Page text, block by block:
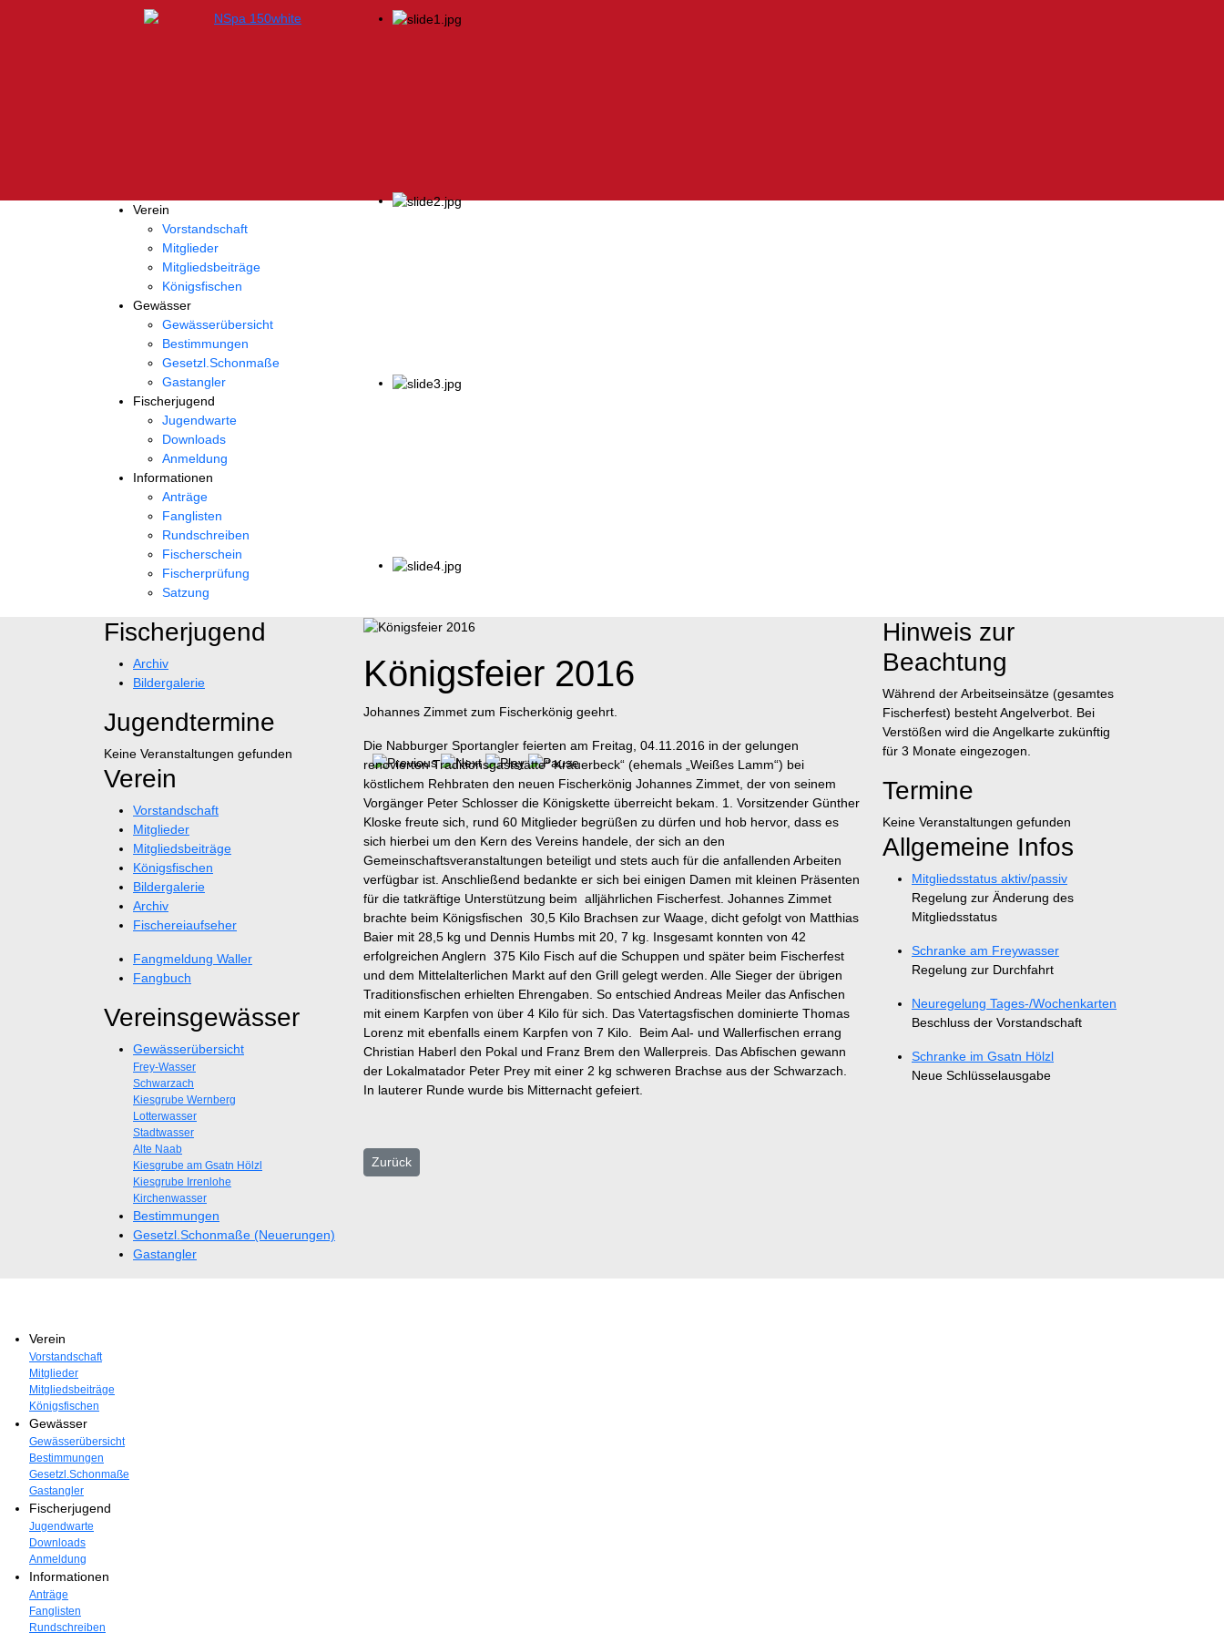
Verein
Vorstandschaft
Mitglieder
Mitgliedsbeiträge
Königsfischen
Gewässer
Gewässerübersicht
Bestimmungen
Gesetzl.Schonmaße
Gastangler
Fischerjugend
Jugendwarte
Downloads
Anmeldung
Informationen
Anträge
Fanglisten
Rundschreiben
Fischerschein
Fischerprüfung
Satzung
Fischerjugend
Archiv
Bildergalerie
Jugendtermine
Keine Veranstaltungen gefunden
Verein
Vorstandschaft
Mitglieder
Mitgliedsbeiträge
Königsfischen
Bildergalerie
Archiv
Fischereiaufseher
Fangmeldung Waller
Fangbuch
Vereinsgewässer
Gewässerübersicht
Frey-Wasser
Schwarzach
Kiesgrube Wernberg
Lotterwasser
Stadtwasser
Alte Naab
Kiesgrube am Gsatn Hölzl
Kiesgrube Irrenlohe
Kirchenwasser
Bestimmungen
Gesetzl.Schonmaße (Neuerungen)
Gastangler
Königsfeier 2016
Johannes Zimmet zum Fischerkönig geehrt.
Die Nabburger Sportangler feierten am Freitag, 04.11.2016 in der gelungen
renovierten Traditionsgaststätte“ Kräuerbeck“ (ehemals „Weißes Lamm“) bei
köstlichem Rehbraten den neuen Fischerkönig Johannes Zimmet, der von seinem
Vorgänger Peter Schlosser die Königskette überreicht bekam. 1. Vorsitzender Günther
Kloske freute sich, rund 60 Mitglieder begrüßen zu dürfen und hob hervor, dass es
sich hierbei um den Kern des Vereins handele, der sich an den
Gemeinschaftsveranstaltungen beteiligt und stets auch für die anfallenden Arbeiten
verfügbar ist. Anschließend bedankte er sich bei einigen Damen mit kleinen Präsenten
für die tatkräftige Unterstützung beim alljährlichen Fischerfest. Johannes Zimmet
brachte beim Königsfischen 30,5 Kilo Brachsen zur Waage, dicht gefolgt von Matthias
Baier mit 28,5 kg und Dennis Humbs mit 20, 7 kg. Insgesamt konnten von 42
erfolgreichen Anglern 375 Kilo Fisch auf die Schuppen und später beim Fischerfest
und dem Mittelalterlichen Markt auf den Grill gelegt werden. Alle Sieger der übrigen
Traditionsfischen erhielten Ehrengaben. So entschied Andreas Meiler das Anfischen
mit einem Karpfen von über 4 Kilo für sich. Das Vatertagsfischen dominierte Thomas
Lorenz mit ebenfalls einem Karpfen von 7 Kilo. Beim Aal- und Wallerfischen errang
Christian Haberl den Pokal und Franz Brem den Wallerpreis. Das Abfischen gewann
der Lokalmatador Peter Prey mit einer 2 kg schweren Brachse aus der Schwarzach.
In lauterer Runde wurde bis Mitternacht gefeiert.
Vorheriger Beitrag: Baumaßnahmen an der Naab
Zurück
Hinweis zur
Beachtung
Während der Arbeitseinsätze (gesamtes
Fischerfest) besteht Angelverbot. Bei
Verstößen wird die Angelkarte zukünftig
für 3 Monate eingezogen.
Termine
Keine Veranstaltungen gefunden
Allgemeine Infos
Mitgliedsstatus aktiv/passiv
Regelung zur Änderung des
Mitgliedsstatus
Schranke am Freywasser
Regelung zur Durchfahrt
Neuregelung Tages-/Wochenkarten
Beschluss der Vorstandschaft
Schranke im Gsatn Hölzl
Neue Schlüsselausgabe
Verein
Vorstandschaft
Mitglieder
Mitgliedsbeiträge
Königsfischen
Gewässer
Gewässerübersicht
Bestimmungen
Gesetzl.Schonmaße
Gastangler
Fischerjugend
Jugendwarte
Downloads
Anmeldung
Informationen
Anträge
Fanglisten
Rundschreiben